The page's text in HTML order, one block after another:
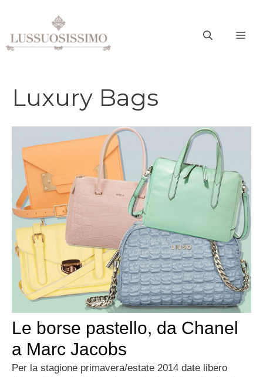
contenuto
Luxury Bags
Le borse pastello, da Chanel
a Marc Jacobs
Per la stagione primavera/estate 2014 date libero